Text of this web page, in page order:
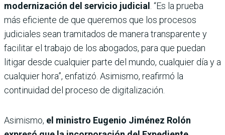
modernización del servicio judicial
. “Es la prueba
más eficiente de que queremos que los procesos
judiciales sean tramitados de manera transparente y
facilitar el trabajo de los abogados, para que puedan
litigar desde cualquier parte del mundo, cualquier día y a
cualquier hora”, enfatizó. Asimismo, reafirmó la
continuidad del proceso de digitalización.
Asimismo, el ministro Eugenio Jiménez Rolón